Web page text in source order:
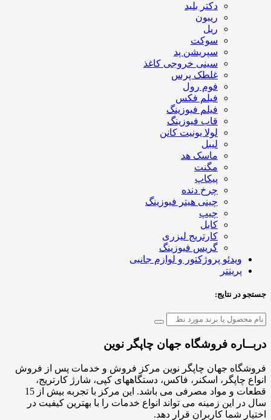
دکتر بلید
ریبون
ریل
سوکت
سپریشن پد
سینی خروجی کاغذ
غلطک پرس
فوم رول
فیلم فکس
فیلم فیوزینگ
قاب فیوزینگ
لولا یونیت کانن
لیبل
ماسک هد
مگنت
پیکاپ
چرخ دنده
چینی هیتر فیوزینگ
چیپ
کابل
کارتریج لیزری
گریس فیوزینگ
ویدئو پروژکتور و لوازم جانبی
پرینتر
جستجو در نتایج:
دربــاره فروشگاه جهان چاپگر نوین
فروشگاه جهان چاپگر نوین مرکز فروش و خدمات پس از فروش
انواع چاپگر، اسکنر، فاکس، دستگاههای کپی، شارژ کارتریج،
قطعات و مواد مصرفی می باشد. این مرکز با تجربه بیش از 15
سال در این زمینه می تواند انواع خدمات را با بهترین کیفیت در
اختیار شما کاربران قرار دهد.